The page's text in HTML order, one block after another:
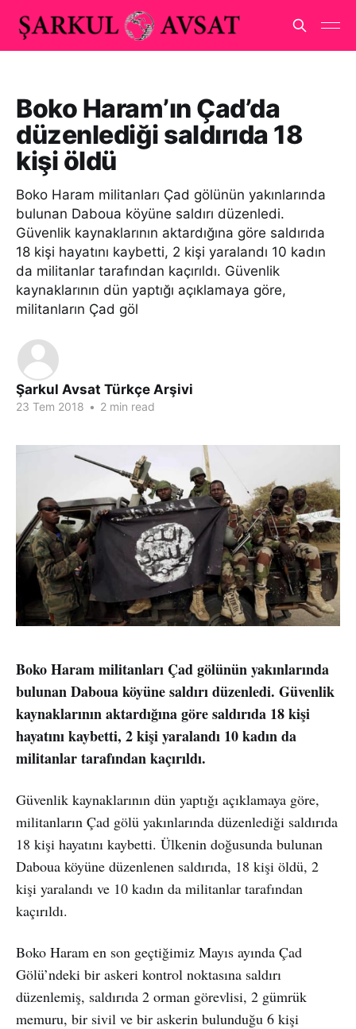
Boko Haram’ın Çad’da
düzenlediği saldırıda 18
kişi öldü
Boko Haram militanları Çad gölünün yakınlarında
bulunan Daboua köyüne saldırı düzenledi.
Güvenlik kaynaklarının aktardığına göre saldırıda
18 kişi hayatını kaybetti, 2 kişi yaralandı 10 kadın
da militanlar tarafından kaçırıldı. Güvenlik
kaynaklarının dün yaptığı açıklamaya göre,
militanların Çad göl
Şarkul Avsat Türkçe Arşivi
23 Tem 2018 • 2 min read
Boko Haram militanları Çad gölünün yakınlarında
bulunan Daboua köyüne saldırı düzenledi. Güvenlik
kaynaklarının aktardığına göre saldırıda 18 kişi
hayatını kaybetti, 2 kişi yaralandı 10 kadın da
militanlar tarafından kaçırıldı.
Güvenlik kaynaklarının dün yaptığı açıklamaya göre,
militanların Çad gölü yakınlarında düzenlediği saldırıda
18 kişi hayatını kaybetti. Ülkenin doğusunda bulunan
Daboua köyüne düzenlenen saldırıda, 18 kişi öldü, 2
kişi yaralandı ve 10 kadın da militanlar tarafından
kaçırıldı.
Boko Haram en son geçtiğimiz Mayıs ayında Çad
Gölü’ndeki bir askeri kontrol noktasına saldırı
düzenlemiş, saldırıda 2 orman görevlisi, 2 gümrük
memuru, bir sivil ve bir askerin bulunduğu 6 kişi